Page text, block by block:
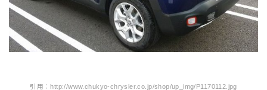
引用：http://www.chukyo-chrysler.co.jp/shop/up_img/P1170112.jpg